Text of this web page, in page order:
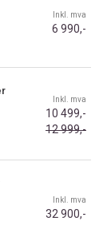
Inkl. mva
6 990,-
Inkl. mva
10 499,-
12 999,-
Inkl. mva
32 900,-